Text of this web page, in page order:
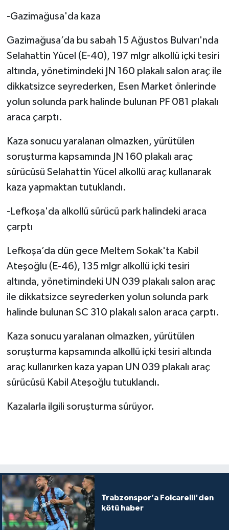
-Gazimağusa'da kaza
Gazimağusa’da bu sabah 15 Ağustos Bulvarı'nda
Selahattin Yücel (E-40), 197 mlgr alkollü içki tesiri
altında, yönetimindeki JN 160 plakalı salon araç ile
dikkatsizce seyrederken, Esen Market önlerinde
yolun solunda park halinde bulunan PF 081 plakalı
araca çarptı.
Kaza sonucu yaralanan olmazken, yürütülen
soruşturma kapsamında J
N 160 plakalı araç
sürücüsü Selahattin Yücel alkollü araç kullanarak
kaza yapmaktan tutuklandı.
-Lefkoşa'da alkollü sürücü park halindeki araca
çarptı
Lefkoşa’da dün gece Meltem Sokak'ta Kabil
Ateşoğlu (E-46), 135 mlgr alkollü içki tesiri
altında, yönetimindeki UN 039 plakalı salon araç
ile dikkatsizce seyrederken yolun solunda park
halinde bulunan SC 310 plakalı salon araca çarptı.
Kaza sonucu yaralanan olmazken, yürütülen
soruşturma kapsamında alkollü içki tesiri altında
araç kullanırken kaza yapan UN 039 plakalı araç
sürücüsü Kabil Ateşoğlu tutuklandı.
Kazalarla ilgili soruşturma sürüyor.
Trabzonspor’a Folcarelli'den
kötü haber